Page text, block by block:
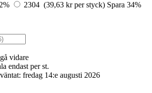
2304 (39,63 kr per styck) Spara 34%
vidare
endastper st.
fredag 14:e augusti 2026